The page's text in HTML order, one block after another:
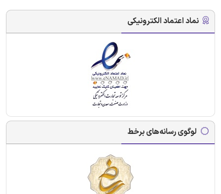
نماد اعتماد الکترونیکی
لوگوی رسانه‌های برخط